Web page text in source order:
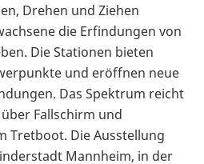
Drehen und Ziehen
die Erfindungen von
Die Stationen bieten
und eröffnen neue
Das Spektrum reicht
Fallschirm und
Tretboot. Die Ausstellung
Mannheim, in der